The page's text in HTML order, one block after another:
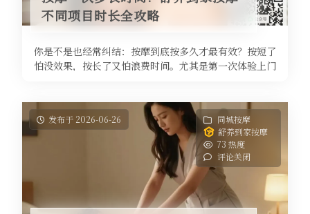
不同项目时长全攻略
你是不是也经常纠结：按摩到底按多久才最有效？按短了
怕没效果，按长了又怕浪费时间。尤其是第一次体验上门
发布于 2026-06-26
同城按摩
舒养到家按摩
73 热度
评论关闭